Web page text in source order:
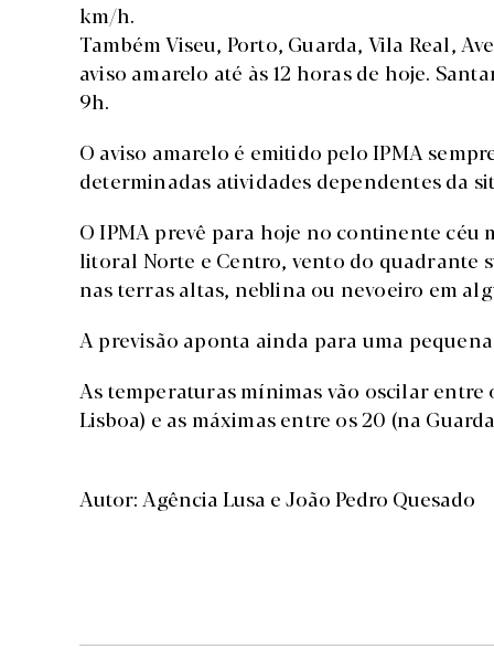
km/h.
Também Viseu, Porto, Guarda, Vila Real,
aviso amarelo até às 12 horas de hoje.
9h.
O aviso amarelo é emitido pelo IPMA
determinadas atividades dependentes da
O IPMA prevê para hoje no continente
litoral Norte e Centro, vento do quadrante
nas terras altas, neblina ou nevoeiro em
A previsão aponta ainda para uma
As temperaturas mínimas vão oscilar entre
Lisboa) e as máximas entre os 20 (na
Autor: Agência Lusa e João Pedro Quesado